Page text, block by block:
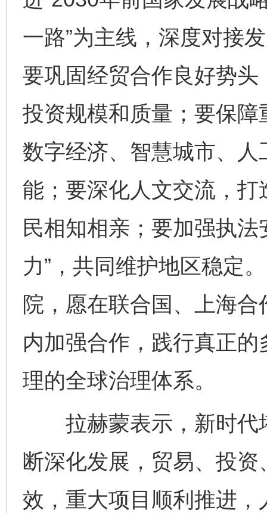
一路”为主线，深度对接
要巩固经贸合作良好势
投资规模和质量；要保
数字经济、智慧城市、
能；要深化人文交流，
民相知相亲；要加强执
力”，共同维护地区稳定
院，愿在联合国、上海
内加强合作，践行真正
理的全球治理体系。
拉赫蒙表示，新时代
断深化发展，贸易、投
效，重大项目顺利推进